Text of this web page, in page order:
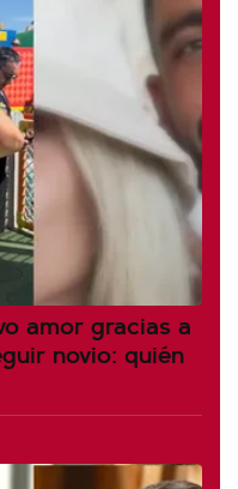
amor gracias a
novio: quién